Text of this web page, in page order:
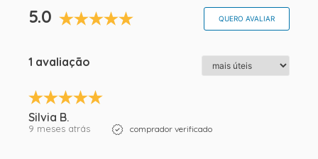
5.0
QUERO AVALIAR
1 avaliação
Silvia B.
9 meses atrás comprador verificado